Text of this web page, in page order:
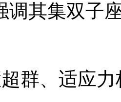
调其集双子
群、适应